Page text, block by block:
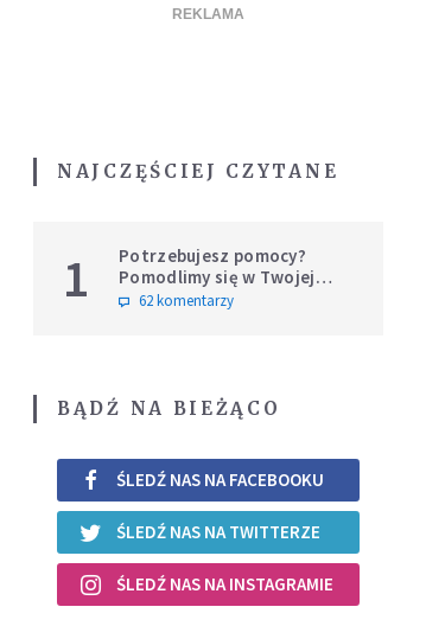
NAJCZĘŚCIEJ CZYTANE
1
Potrzebujesz pomocy?
Pomodlimy się w Twojej
intencji
62 komentarzy
BĄDŹ NA BIEŻĄCO
ŚLEDŹ NAS NA FACEBOOKU
ŚLEDŹ NAS NA TWITTERZE
ŚLEDŹ NAS NA INSTAGRAMIE